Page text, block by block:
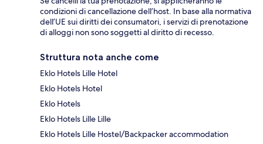
condizioni di cancellazione dell’host. In base alla normativa
dell’UE sui diritti dei consumatori, i servizi di prenotazione
di alloggi non sono soggetti al diritto di recesso.
Struttura nota anche come
Eklo Hotels Lille Hotel
Eklo Hotels Hotel
Eklo Hotels
Eklo Hotels Lille Lille
Eklo Hotels Lille Hostel/Backpacker accommodation